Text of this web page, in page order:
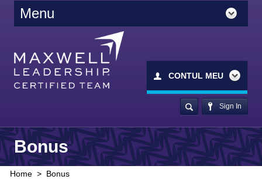
Menu
CONTUL MEU
Sign In
Bonus
Home > Bonus